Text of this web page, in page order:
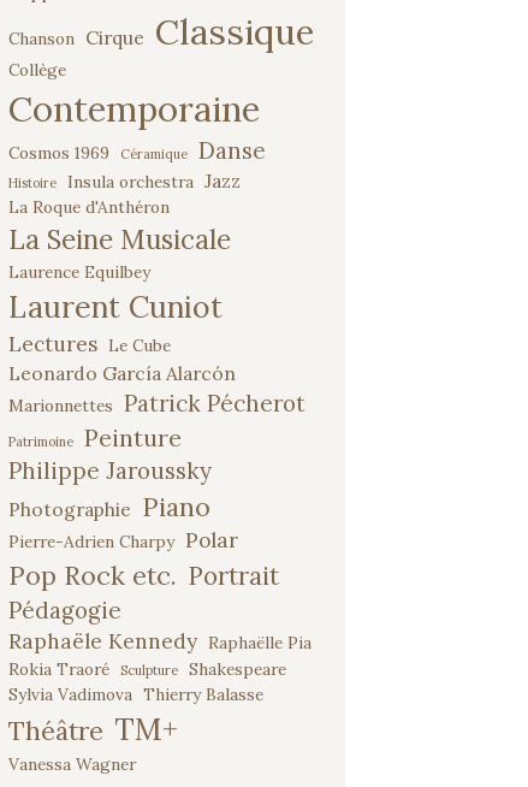
Chanson Cirque Classique
Collège
Contemporaine
Cosmos 1969 Céramique Danse
Histoire Insula orchestra Jazz
La Roque d'Anthéron
La Seine Musicale
Laurence Equilbey
Laurent Cuniot
Lectures Le Cube
Leonardo García Alarcón
Marionnettes Patrick Pécherot
Patrimoine Peinture
Philippe Jaroussky
Photographie Piano
Pierre-Adrien Charpy Polar
Pop Rock etc. Portrait
Pédagogie
Raphaële Kennedy Raphaëlle Pia
Rokia Traoré
Sculpture
Shakespeare
Sylvia Vadimova Thierry Balasse
Théâtre TM+
Vanessa Wagner